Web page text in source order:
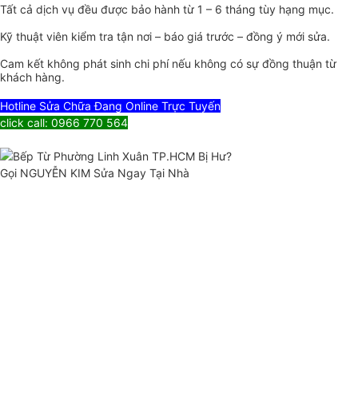
Tất cả dịch vụ đều được bảo hành từ 1 – 6 tháng tùy hạng mục.
Kỹ thuật viên kiểm tra tận nơi – báo giá trước – đồng ý mới sửa.
Cam kết không phát sinh chi phí nếu không có sự đồng thuận từ
khách hàng.
Hotline Sửa Chữa Đang Online Trực Tuyến
click call: 0966 770 564